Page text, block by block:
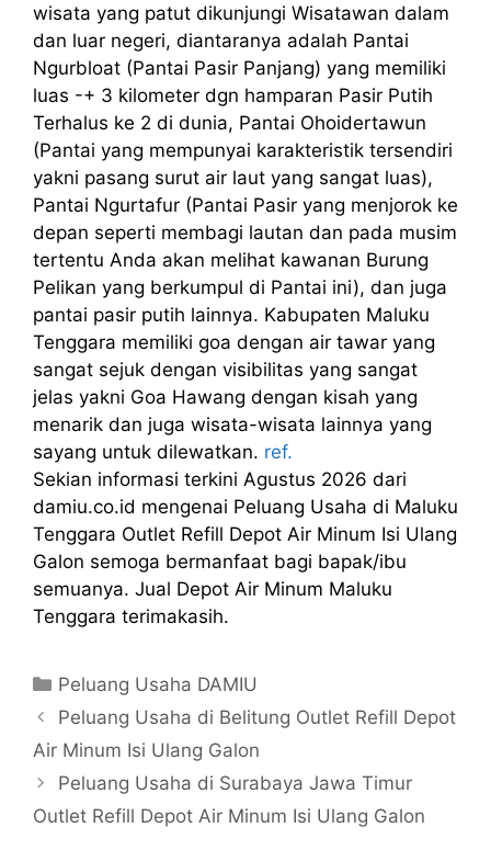
wisata yang patut dikunjungi Wisatawan dalam
dan luar negeri, diantaranya adalah Pantai
Ngurbloat (Pantai Pasir Panjang) yang memiliki
luas -+ 3 kilometer dgn hamparan Pasir Putih
Terhalus ke 2 di dunia, Pantai Ohoidertawun
(Pantai yang mempunyai karakteristik tersendiri
yakni pasang surut air laut yang sangat luas),
Pantai Ngurtafur (Pantai Pasir yang menjorok ke
depan seperti membagi lautan dan pada musim
tertentu Anda akan melihat kawanan Burung
Pelikan yang berkumpul di Pantai ini), dan juga
pantai pasir putih lainnya. Kabupaten Maluku
Tenggara memiliki goa dengan air tawar yang
sangat sejuk dengan visibilitas yang sangat
jelas yakni Goa Hawang dengan kisah yang
menarik dan juga wisata-wisata lainnya yang
sayang untuk dilewatkan. ref.
Sekian informasi terkini Agustus 2026 dari
damiu.co.id mengenai Peluang Usaha di Maluku
Tenggara Outlet Refill Depot Air Minum Isi Ulang
Galon semoga bermanfaat bagi bapak/ibu
semuanya. Jual Depot Air Minum Maluku
Tenggara terimakasih.
Kategori
Peluang Usaha DAMIU
Peluang Usaha di Belitung Outlet Refill Depot
Air Minum Isi Ulang Galon
Peluang Usaha di Surabaya Jawa Timur
Outlet Refill Depot Air Minum Isi Ulang Galon